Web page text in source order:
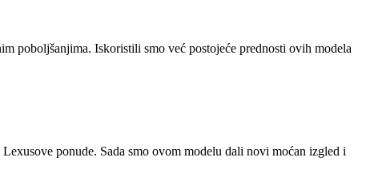
poboljšanjima. Iskoristili smo već postojeće prednosti ovih modela
ponude. Sada smo ovom modelu dali novi moćan izgled i